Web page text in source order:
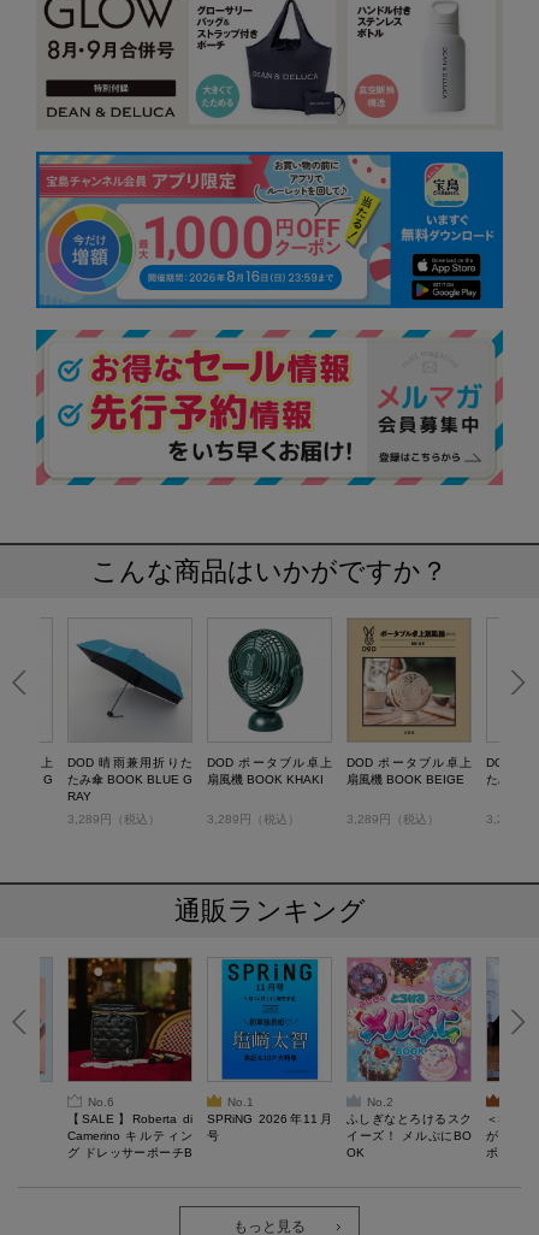
こんな商品はいかがですか？
ル卓上
BLUE G
DOD 晴雨兼用折りた
たみ傘 BOOK BLUE G
RAY
3,289円（税込）
DOD ポータブル卓上
扇風機 BOOK KHAKI
3,289円（税込）
DOD ポータブル卓上
扇風機 BOOK BEIGE
3,289円（税込）
DOD 晴
たみ傘
3,289円
通販ランキング
No.6
【SALE】Roberta di
Camerino キルティン
グ ドレッサーポーチB
No.1
SPRiNG 2026年11月
号
No.2
ふしぎなとろけるスク
イーズ！ メルぷにBO
OK
＜SALE
がある
ポーチ
もっと見る